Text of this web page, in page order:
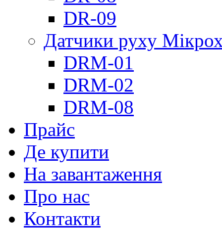
DR-09
Датчики руху
DRM-01
DRM-02
DRM-08
Прайс
Де купити
На завантаження
Про нас
Контакти